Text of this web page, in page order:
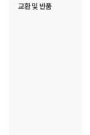
교환 및 반품